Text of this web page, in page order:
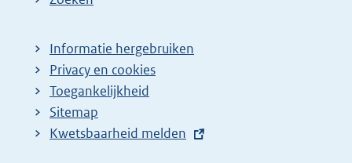
Informatie hergebruiken
Privacy en cookies
Toegankelijkheid
Sitemap
E
Kwetsbaarheid melden